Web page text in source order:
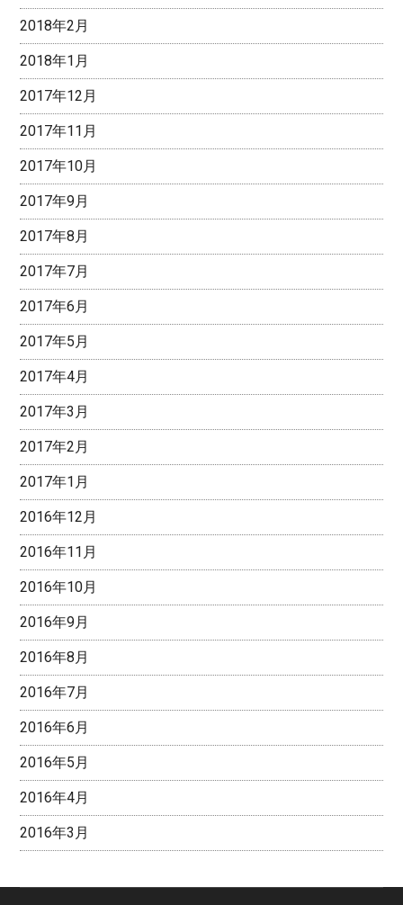
2018年2月
2018年1月
2017年12月
2017年11月
2017年10月
2017年9月
2017年8月
2017年7月
2017年6月
2017年5月
2017年4月
2017年3月
2017年2月
2017年1月
2016年12月
2016年11月
2016年10月
2016年9月
2016年8月
2016年7月
2016年6月
2016年5月
2016年4月
2016年3月